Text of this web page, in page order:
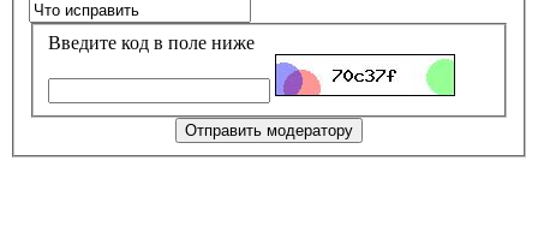
Введите код в поле ниже
Отправить модератору